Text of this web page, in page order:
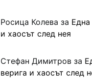
Росица Колева за Една
и хаосът след нея
Стефан Димитров за
верига и хаосът след